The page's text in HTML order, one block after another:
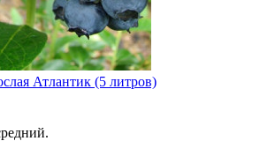
Атлантик (5 литров)